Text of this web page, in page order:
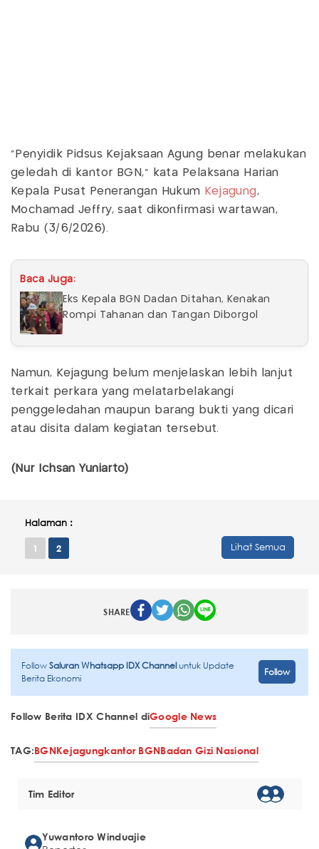
“Penyidik Pidsus Kejaksaan Agung benar melakukan
geledah di kantor BGN,” kata Pelaksana Harian
Kepala Pusat Penerangan Hukum Kejagung ,
Mochamad Jeffry, saat dikonfirmasi wartawan,
Rabu (3/6/2026).
Baca Juga:
Eks Kepala BGN Dadan Ditahan, Kenakan
Rompi Tahanan dan Tangan Diborgol
Namun, Kejagung belum menjelaskan lebih lanjut
terkait perkara yang melatarbelakangi
penggeledahan maupun barang bukti yang dicari
atau disita dalam kegiatan tersebut.
(Nur Ichsan Yuniarto)
Halaman :
1 2 Lihat Semua
SHARE
FollowSaluran Whatsapp IDX Channeluntuk Update
Berita Ekonomi
Follow
Follow Berita IDX Channel diGoogle News
TAG:BGNKejagungkantor BGNBadan Gizi Nasional
Tim Editor
Yuwantoro Winduajie